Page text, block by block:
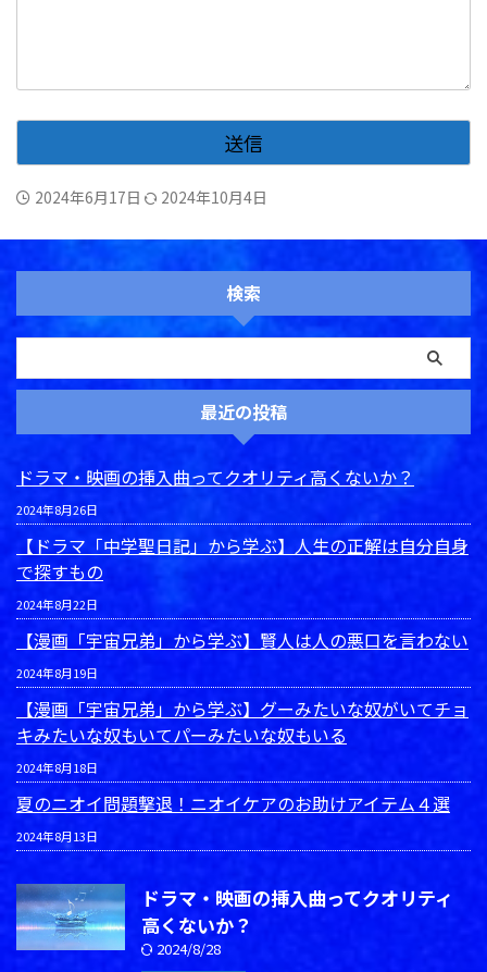
2024年6月17日 2024年10月4日
検索
最近の投稿
ドラマ・映画の挿入曲ってクオリティ高くないか？
2024年8月26日
【ドラマ「中学聖日記」から学ぶ】人生の正解は自分自身
で探すもの
2024年8月22日
【漫画「宇宙兄弟」から学ぶ】賢人は人の悪口を言わない
2024年8月19日
【漫画「宇宙兄弟」から学ぶ】グーみたいな奴がいてチョ
キみたいな奴もいてパーみたいな奴もいる
2024年8月18日
夏のニオイ問題撃退！ニオイケアのお助けアイテム４選
2024年8月13日
ドラマ・映画の挿入曲ってクオリティ
高くないか？
2024/8/28